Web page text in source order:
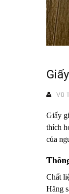
Vũ
Giấy
thích
của
Chất
Hãng